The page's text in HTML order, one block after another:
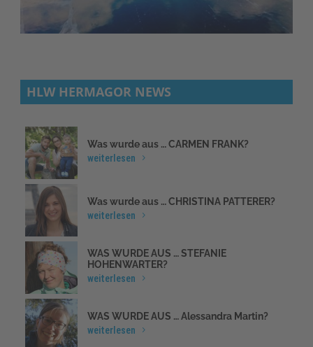
HLW HERMAGOR NEWS
Was wurde aus … CARMEN FRANK?
weiterlesen
Was wurde aus … CHRISTINA PATTERER?
weiterlesen
WAS WURDE AUS … STEFANIE
HOHENWARTER?
weiterlesen
WAS WURDE AUS … Alessandra Martin?
weiterlesen